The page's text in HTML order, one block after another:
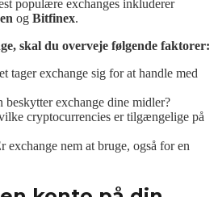
populære exchanges inkluderer
og Bitfinex.
skal du overveje følgende faktorer:
tager exchange sig for at handle med
beskytter exchange dine midler?
cryptocurrencies er tilgængelige på
exchange nem at bruge, også for en